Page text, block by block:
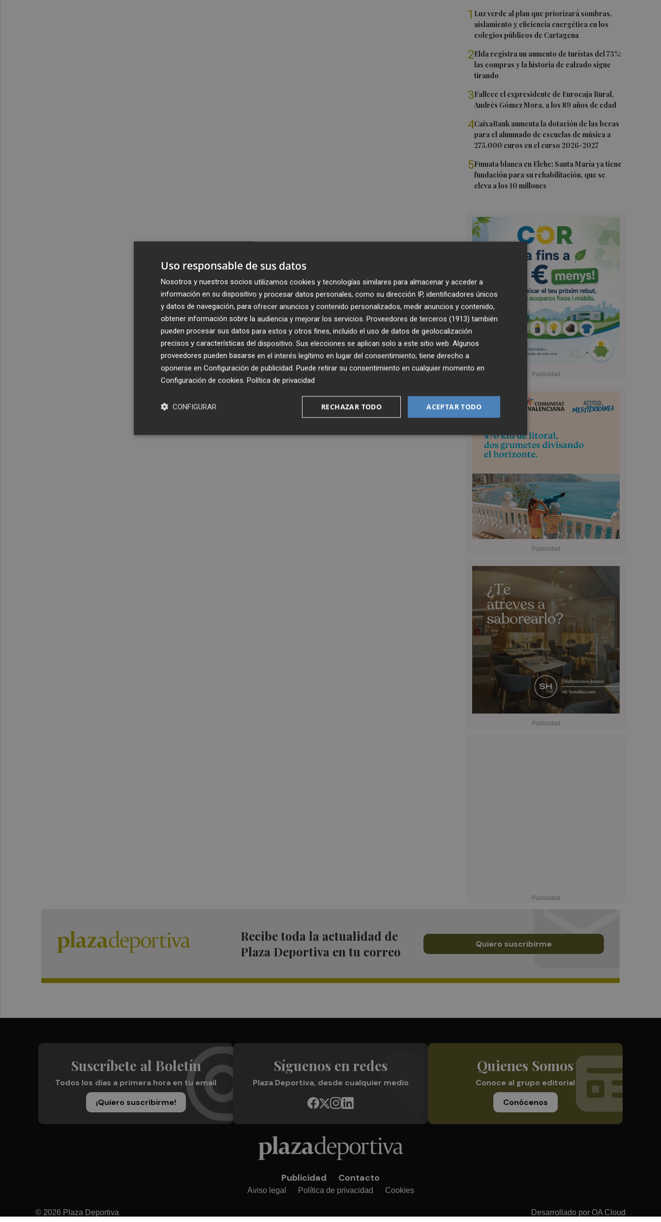
1 Luz verde al plan que priorizará sombras,
aislamiento y eficiencia energética en los
colegios públicos de Cartagena
2Elda registra un aumento de turístas del 73%:
las compras y la historia de calzado sigue
tirando
3Fallece el expresidente de Eurocaja Rural,
Andrés Gómez Mora, a los 89 años de edad
4CaixaBank aumenta la dotación de las becas
para el alumnado de escuelas de música a
275.000 euros en el curso 2026-2027
5Fumata blanca en Elche: Santa María ya tiene
fundación para su rehabilitación, que se
eleva a los 10 millones
Recibe toda la actualidad de
Plaza Deportiva en tu correo
Quiero suscribirme
Suscríbete al Boletín
Todos los días a primera hora en tu email
¡Quiero suscribirme!
Síguenos en redes
Plaza Deportiva, desde cualquier medio
Quienes Somos
Conoce al grupo editorial
Conócenos
Publicidad Contacto
Aviso legal Política de privacidad Cookies
© 2026 Plaza Deportiva Desarrollado por OA Cloud
Uso responsable de sus datos
Nosotros y nuestros socios utilizamos cookies y tecnologías similares para almacenar y acceder a
información en su dispositivo y procesar datos personales, como su dirección IP, identificadores únicos
y datos de navegación, para ofrecer anuncios y contenido personalizados, medir anuncios y contenido,
obtener información sobre la audiencia y mejorar los servicios. Proveedores de terceros (1913) también
pueden procesar sus datos para estos y otros fines, incluido el uso de datos de geolocalización
precisos y características del dispositivo. Sus elecciones se aplican solo a este sitio web. Algunos
proveedores pueden basarse en el interés legítimo en lugar del consentimiento; tiene derecho a
oponerse en Configuración de publicidad. Puede retirar su consentimiento en cualquier momento en
Configuración de cookies. Política de privacidad
ACEPTAR TODO
RECHAZAR TODO
CONFIGURAR